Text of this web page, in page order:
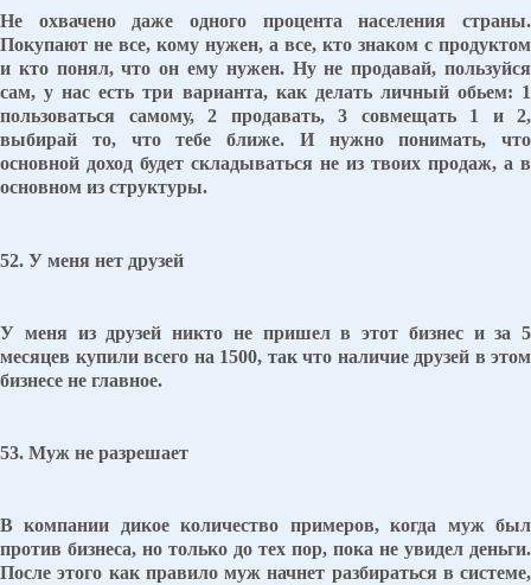
Не охвачено даже одного процента населения страны.
Покупают не все, кому нужен, а все, кто знаком с продуктом
и кто понял, что он ему нужен. Ну не продавай, пользуйся
сам, у нас есть три варианта, как делать личный обьем: 1
пользоваться самому, 2 продавать, 3 совмещать 1 и 2,
выбирай то, что тебе ближе. И нужно понимать, что
основной доход будет складываться не из твоих продаж, а в
основном из структуры.
52. У меня нет друзей
У меня из друзей никто не пришел в этот бизнес и за 5
месяцев купили всего на 1500, так что наличие друзей в этом
бизнесе не главное.
53. Муж не разрешает
В компании дикое количество примеров, когда муж был
против бизнеса, но только до тех пор, пока не увидел деньги.
После этого как правило муж начнет разбираться в системе,